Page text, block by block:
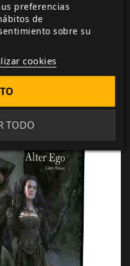
para que el
a su gusto y pueda
y la demanda.
preferencias
de
sobre su
cookies
TODO